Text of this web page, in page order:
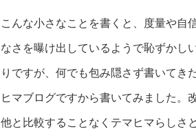
こんな小さなことを書くと、度量や自
なさを曝け出しているようで恥ずかし
りですが、何でも包み隠さず書いてき
ヒマブログですから書いてみました。
他と比較することなくテマヒマらしさ